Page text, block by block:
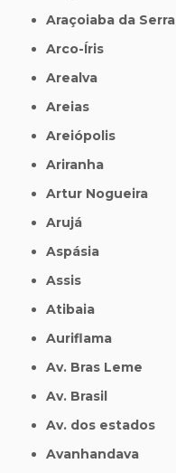
Araçoiaba da Serra
Arco-Íris
Arealva
Areias
Areiópolis
Ariranha
Artur Nogueira
Arujá
Aspásia
Assis
Atibaia
Auriflama
Av. Bras Leme
Av. Brasil
Av. dos estados
Avanhandava